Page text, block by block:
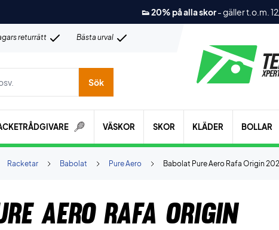
👟 20% på alla skor-gäller t.o.m.
returrätt Bästa urval
Sök
VÄSKOR SKOR KLÄDER BOLLAR
Babolat Pure Aero Rafa Origin
Pure Aero
Babolat
Racketar
Aero Rafa Origin